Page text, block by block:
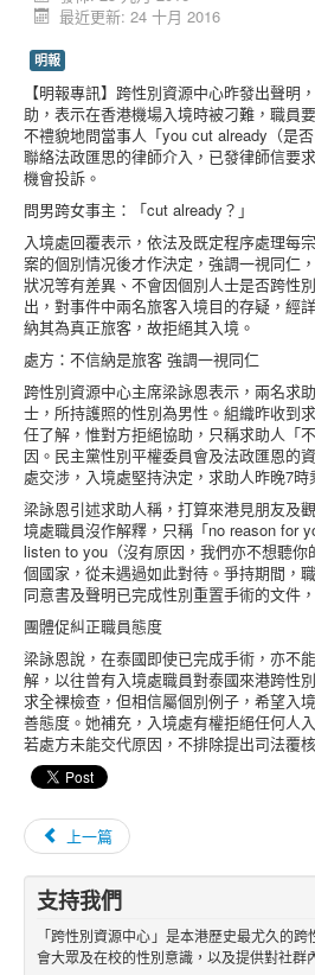
媒體庫
台灣專區
中國大陸專區
「跨樂園」交友平台
捐助單位
最近更新: 24 十月 2016
明報
【明報專訊】跨性別資源中心昨發出聲明
助，表示在香港機場入境時被刁難，職員
不禮貌地問當事人「you cut already（是
聯絡法政匯思的律師介入，已發律師信要
機會投訴。
問男跨女事主：「cut already？」
入境處回覆表示，依法及既定程序處理每
案的個別情况後才作決定，強調一視同仁
狀况等有差異、不會因個別人士是否跨性
出，對事件中兩名旅客入境目的存疑，經
納其為真正旅客，故拒絕其入境。
處方：不信納是旅客 強調一視同仁
跨性別資源中心主席梁詠恩表示，兩名求
士，所持護照的性別為男性。組織昨收到
任了解，惟對方拒絕協助，只稱求助人「
因。民主黨性別平權委員會及法政匯恩的
處交涉，入境處堅持決定，求助人昨晚7時
梁詠恩引述求助人稱，打算來港見朋友及
境處職員沒作解釋，只稱「no reason for
listen to you（沒有原因，我們亦不想聽你
個國家，從未遇過如此對待。爭持期間，
同意書及聲明已完成性別重置手術的文件
團體促糾正職員態度
梁詠恩說，在泰國即使已完成手術，亦不
解，以往曾有入境處職員對泰國來港跨性
求全裸檢查，但相信屬個別例子，希望入
善態度。她補充，入境處有權拒絕任何人
若處方未能交代原因，不排除提出司法覆
上一篇
支持我們
「跨性別資源中心」是本港歷史最尤久的
會大眾及在校的性別意識，以及提供對社群